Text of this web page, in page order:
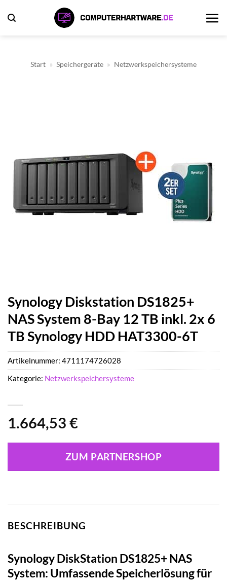
Inhalt
Start » Speichergeräte » Netzwerkspeichersysteme
Synology Diskstation DS1825+
NAS System 8-Bay 12 TB inkl. 2x 6
TB Synology HDD HAT3300-6T
1.664,53 €
ZUM PARTNERSHOP
Artikelnummer: 4711174726028
Kategorie: Netzwerkspeichersysteme
BESCHREIBUNG
Synology DiskStation DS1825+ NAS
System: Umfassende Speicherlösung für